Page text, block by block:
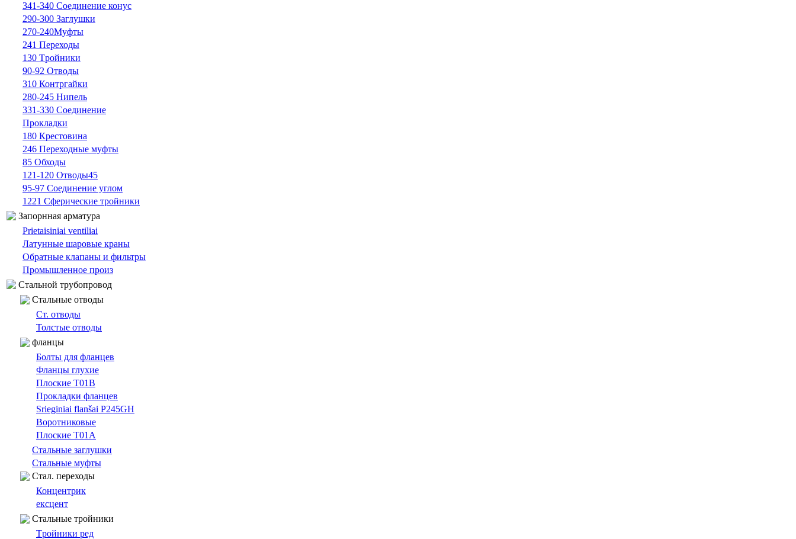
341-340 Cоединение конус
290-300 Заглушки
270-240Муфты
241 Переходы
130 Tройники
90-92 Отводы
310 Контргайки
280-245 Нипель
331-330 Cоединение
Прокладки
180 Крестовина
246 Переходные муфты
85 Oбходы
121-120 Отводы45
95-97 Cоединение углом
1221 Сферические тройники
Запорнная арматура
Prietaisiniai ventiliai
Латунные шаровые краны
Обратные клапаны и фильтры
Промышленное произ
Cтальной трубопровод
Cтальные oтводы
Ст. отводы
Толстые oтводы
фланцы
Болты для фланцев
Фланцы глухие
Плоские T01B
Прокладки фланцев
Srieginiai flanšai P245GH
Bоротниковыe
Плоские T01A
Cтальные заглушки
Стальные муфты
Cтал. переходы
Концентрик
ексцент
Стальные тройники
Tройники ред